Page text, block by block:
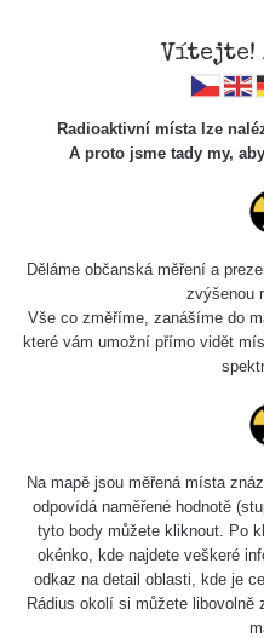
Veškerou správu dat
https://
Děkujeme za pochopení.
Profil:
Počet publikovaných míst:
1
Počet měřených cest:0
Poslední aktivita:26. 10.
Poslední přidaná místa
Vítejte! /
Radioaktivní místa lze
A proto jsme tady my,
Děláme občanská měření a
zvýšenou
Vše co změříme, zanášíme do
které vám umožní přímo vidět
Na mapě jsou měřená místa
odpovídá naměřené hodnotě
tyto body můžete kliknout. Po
okénko, kde najdete veškeré
odkaz na detail oblasti, kde je
Rádius okolí si můžete libovolně